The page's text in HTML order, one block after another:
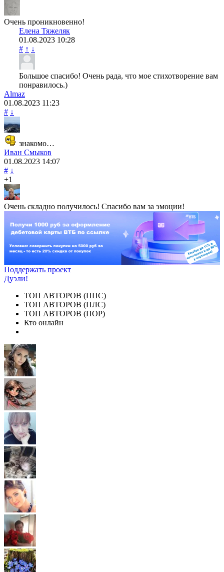
Очень проникновенно!
Елена Тяжеляк
01.08.2023 10:28
# ↑ ↓
Большое спасибо! Очень рада, что мое стихотворение вам
понравилось.)
Almaz
01.08.2023 11:23
# ↓
знакомо…
Иван Смыков
01.08.2023 14:07
# ↓
+1
Очень складно получилось! Спасибо вам за эмоции!
Поддержать проект
Дуэли!
ТОП АВТОРОВ (ППС)
ТОП АВТОРОВ (ПЛС)
ТОП АВТОРОВ (ПОР)
Кто онлайн